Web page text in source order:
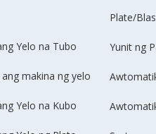
Yelo na Tubo
makina ng yelo
Yelo na Kubo
Plate/
Yunit ng